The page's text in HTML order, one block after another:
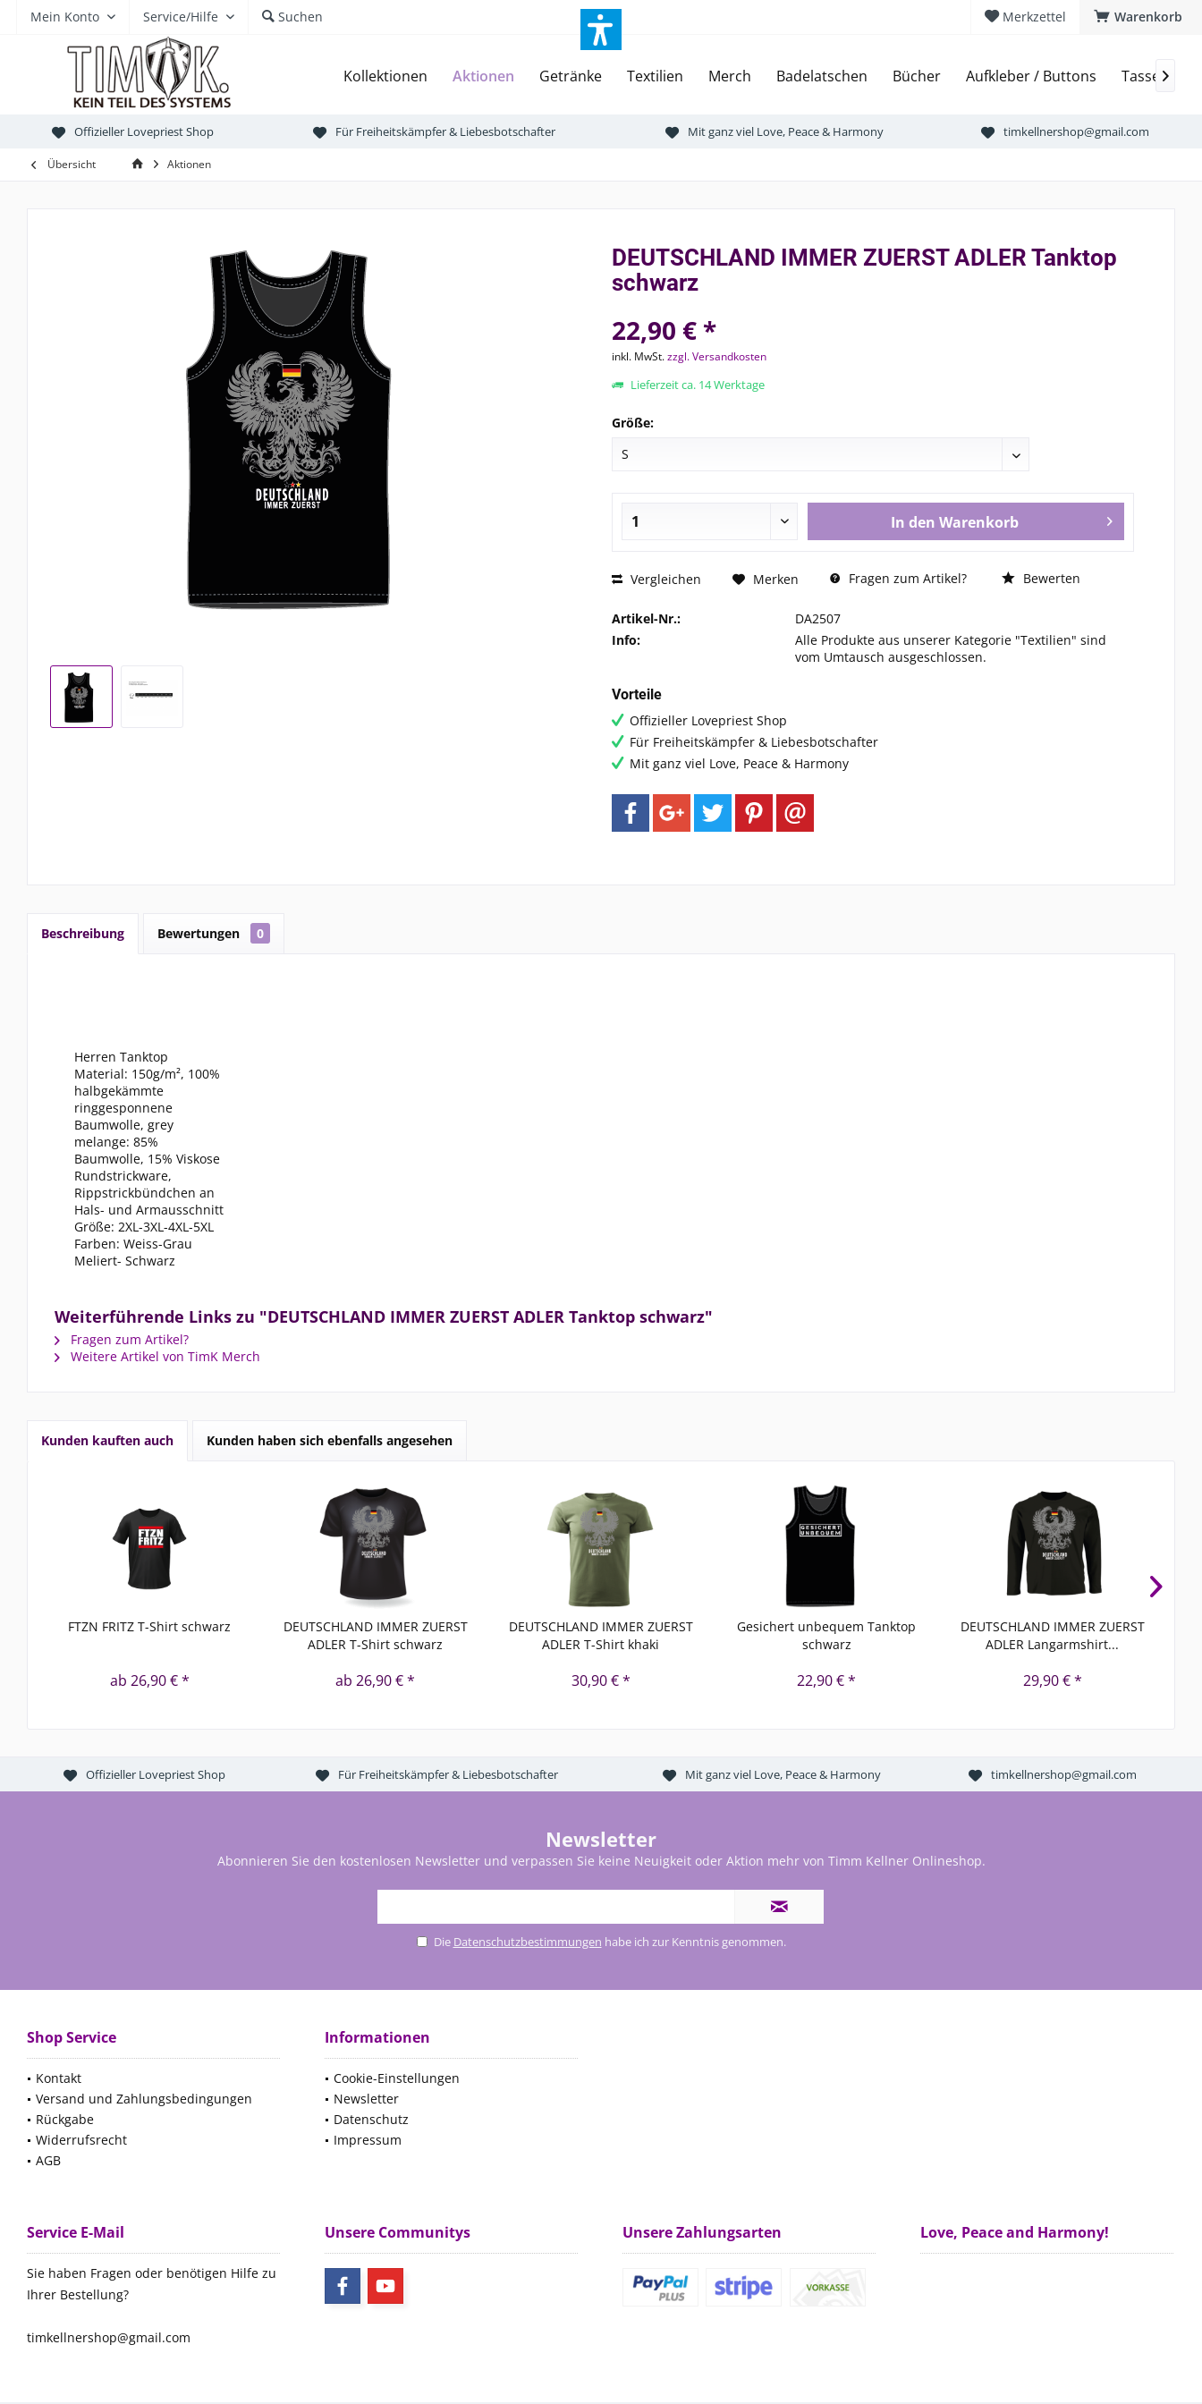
Warenkorb
Merkzettel
Mein Konto Service/Hilfe Suchen
Kollektionen Aktionen Getränke Textilien Merch Badelatschen Bücher Aufkleber / Buttons Tassen &

Offizieller Lovepriest Shop Für Freiheitskämpfer & Liebesbotschafter Mit ganz viel Love, Peace & Harmony timkellnershop@gmail.com
Übersicht Aktionen
DEUTSCHLAND IMMER ZUERST ADLER Tanktop
schwarz
22,90 € *
inkl. MwSt.zzgl. Versandkosten
Lieferzeit ca. 14 Werktage
Größe:
In den Warenkorb
Vergleichen Merken Fragen zum Artikel? Bewerten
Artikel-Nr.:
DA2507
Info:
Alle Produkte aus unserer Kategorie "Textilien" sind
vom Umtausch ausgeschlossen.
Vorteile
Offizieller Lovepriest Shop
Für Freiheitskämpfer & Liebesbotschafter
Mit ganz viel Love, Peace & Harmony
Beschreibung Bewertungen 0
Herren Tanktop
Material: 150g/m², 100%
halbgekämmte
ringgesponnene
Baumwolle, grey
melange: 85%
Baumwolle, 15% Viskose
Rundstrickware,
Rippstrickbündchen an
Hals- und Armausschnitt
Größe: 2XL-3XL-4XL-5XL
Farben: Weiss-Grau
Meliert- Schwarz
Weiterführende Links zu "DEUTSCHLAND IMMER ZUERST ADLER Tanktop schwarz"
Fragen zum Artikel?
Weitere Artikel von TimK Merch
Kunden kauften auch Kunden haben sich ebenfalls angesehen
FTZN FRITZ T-Shirt schwarz
ab 26,90 € *
DEUTSCHLAND IMMER ZUERST
ADLER T-Shirt schwarz
ab 26,90 € *
DEUTSCHLAND IMMER ZUERST
ADLER T-Shirt khaki
30,90 € *
Gesichert unbequem Tanktop
schwarz
22,90 € *
DEUTSCHLAND IMMER ZUERST
ADLER Langarmshirt...
29,90 € *
Offizieller Lovepriest Shop Für Freiheitskämpfer & Liebesbotschafter Mit ganz viel Love, Peace & Harmony timkellnershop@gmail.com
Newsletter
Abonnieren Sie den kostenlosen Newsletter und verpassen Sie keine Neuigkeit oder Aktion mehr von Timm Kellner Onlineshop.
Die Datenschutzbestimmungen habe ich zur Kenntnis genommen.
Shop Service
Kontakt
Versand und Zahlungsbedingungen
Rückgabe
Widerrufsrecht
AGB
Informationen
Cookie-Einstellungen
Newsletter
Datenschutz
Impressum
Service E-Mail
Sie haben Fragen oder benötigen Hilfe zu
Ihrer Bestellung?
timkellnershop@gmail.com
Unsere Communitys Unsere Zahlungsarten Love, Peace and Harmony!